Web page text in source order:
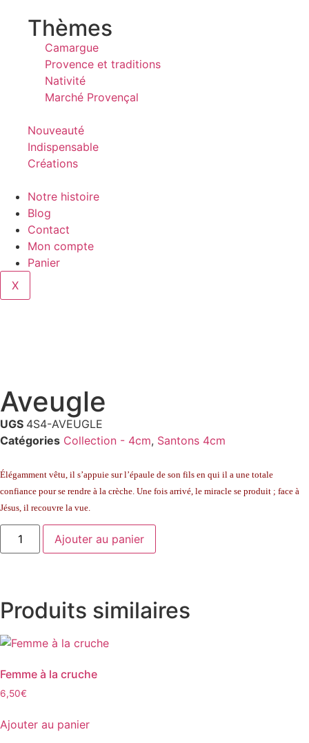
Thèmes
Camargue
Provence et traditions
Nativité
Marché Provençal
Nouveauté
Indispensable
Créations
Notre histoire
Blog
Contact
Mon compte
Panier
X
Aveugle
UGS 4S4-AVEUGLE
Catégories Collection - 4cm, Santons 4cm
Élégamment vêtu, il s’appuie sur l’épaule de son fils en qui il a une totale
confiance pour se rendre à la crèche. Une fois arrivé, le miracle se produit ; face à
Jésus, il recouvre la vue.
Ajouter au panier
Produits similaires
Femme à la cruche
6,50€
Ajouter au panier